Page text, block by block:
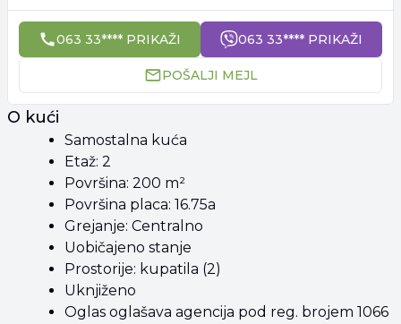
063 33**** PRIKAŽI 063 33**** PRIKAŽI
POŠALJI MEJL
O kući
Samostalna kuća
Etaž: 2
Površina: 200 m²
Površina placa: 16.75a
Grejanje: Centralno
Uobičajeno stanje
Prostorije: kupatila (2)
Uknjiženo
Oglas oglašava agencija pod reg. brojem 1066